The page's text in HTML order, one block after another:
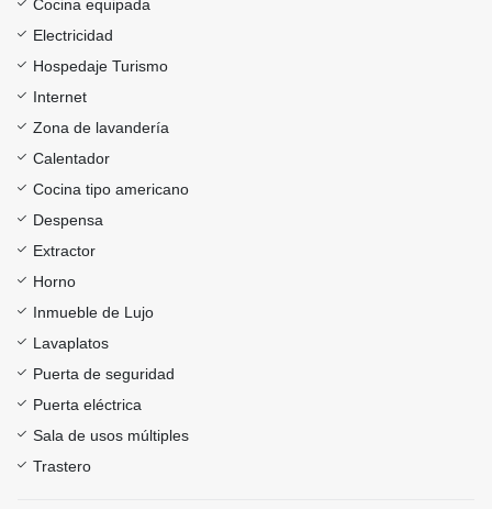
Cocina equipada
Electricidad
Hospedaje Turismo
Internet
Zona de lavandería
Calentador
Cocina tipo americano
Despensa
Extractor
Horno
Inmueble de Lujo
Lavaplatos
Puerta de seguridad
Puerta eléctrica
Sala de usos múltiples
Trastero